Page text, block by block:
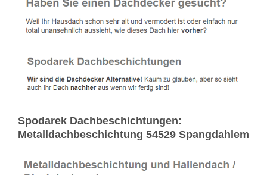
Spodarek Dachbeschichtungen:
Metalldachbeschichtung 54529 Spangdahlem